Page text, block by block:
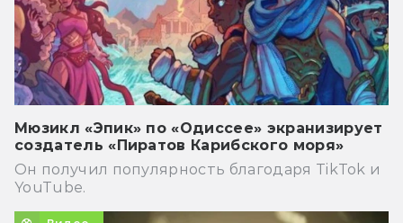
Мюзикл «Эпик» по «Одиссее» экранизирует
создатель «Пиратов Карибского моря»
Он получил популярность благодаря TikTok и
YouTube.